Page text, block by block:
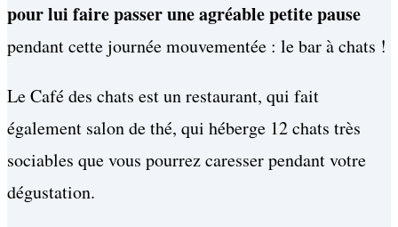
pour lui faire passer une agréable petite pause
pendant cette journée mouvementée : le bar à chats !
Le Café des chats est un restaurant, qui fait
également salon de thé, qui héberge 12 chats très
sociables que vous pourrez caresser pendant votre
dégustation.